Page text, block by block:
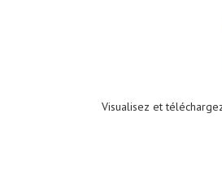
Visualisez et